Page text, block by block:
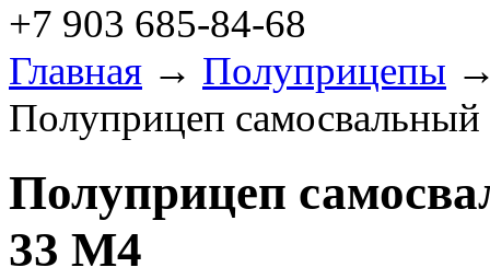
+7 903 685-84-68
Главная → Полуприцепы
Полуприцеп
Полуприцеп
33 M4